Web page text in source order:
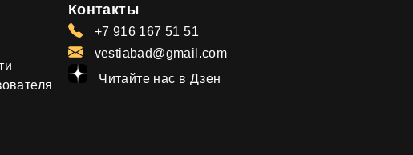
Контакты
+7 916 167 51 51
vestiabad@gmail.com
Читайте нас в Дзен